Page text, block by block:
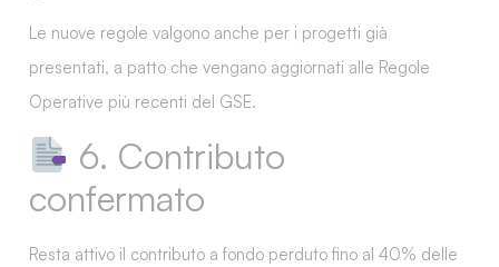
Le nuove regole valgono anche per i progetti già
presentati, a patto che vengano aggiornati alle Regole
Operative più recenti del GSE.
6. Contributo
confermato
Resta attivo il contributo a fondo perduto fino al 40% delle